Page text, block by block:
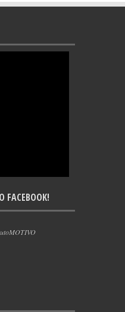
FACEBOOK!